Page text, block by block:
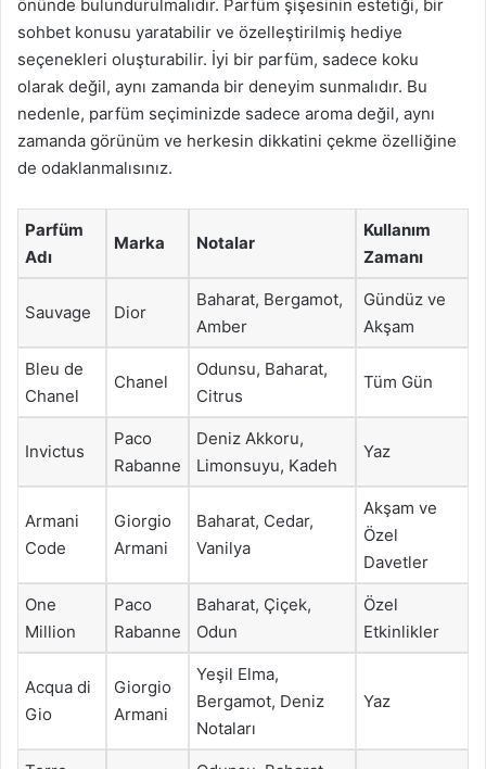
önünde bulundurulmalıdır. Parfüm şişesinin estetiği, bir
sohbet konusu yaratabilir ve özelleştirilmiş hediye
seçenekleri oluşturabilir. İyi bir parfüm, sadece koku
olarak değil, aynı zamanda bir deneyim sunmalıdır. Bu
nedenle, parfüm seçiminizde sadece aroma değil, aynı
zamanda görünüm ve herkesin dikkatini çekme özelliğine
de odaklanmalısınız.
Parfüm
Adı
Marka Notalar
Kullanım
Zamanı
Sauvage Dior
Baharat, Bergamot,
Amber
Gündüz ve
Akşam
Bleu de
Chanel
Chanel
Odunsu, Baharat,
Citrus
Tüm Gün
Invictus
Paco
Rabanne
Deniz Akkoru,
Limonsuyu, Kadeh
Yaz
Armani
Code
Giorgio
Armani
Baharat, Cedar,
Vanilya
Akşam ve
Özel
Davetler
One
Million
Paco
Rabanne
Baharat, Çiçek,
Odun
Özel
Etkinlikler
Acqua di
Gio
Giorgio
Armani
Yeşil Elma,
Bergamot, Deniz
Notaları
Yaz